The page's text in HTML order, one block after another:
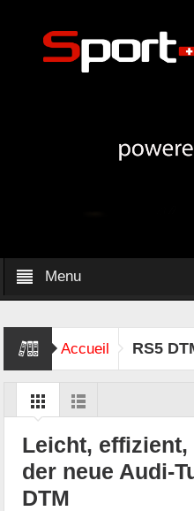
Menu
Accueil RS5
Leicht,
der neue Audi-
DTM